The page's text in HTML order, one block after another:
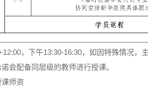
12:00，下午13:30-16:30，如因特殊情况，
会配备同层级的教师进行授课。
师资